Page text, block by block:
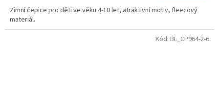
Zimní čepice pro děti ve věku 4-10 let, atraktivní motiv, fleecový
materiál.
Kód: BL_CP964-2-6